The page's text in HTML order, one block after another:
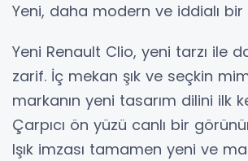
Yeni, daha modern ve iddialı
Yeni Renault Clio, yeni tarzı ile
zarif. İç mekan şık ve seçkin
markanın yeni tasarım dilini ilk
Çarpıcı ön yüzü canlı bir
Işık imzası tamamen yeni ve